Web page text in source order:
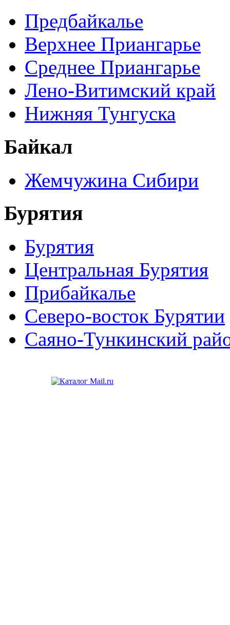
Предбайкалье
Верхнее Приангарье
Среднее Приангарье
Лено-Витимский край
Нижняя Тунгуска
Байкал
Жемчужина Сибири
Бурятия
Бурятия
Центральная Бурятия
Прибайкалье
Северо-восток Бурятии
Саяно-Тункинский